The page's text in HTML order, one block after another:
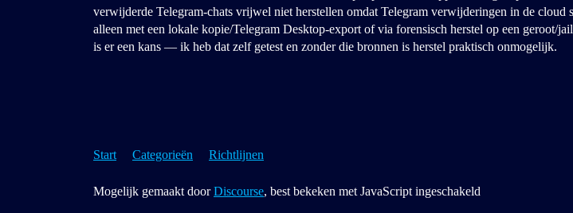
verwijderde Telegram-chats vrijwel niet herstellen omdat Telegram verwijderingen in de cloud
alleen met een lokale kopie/Telegram Desktop-export of via forensisch herstel op een geroot/
is er een kans — ik heb dat zelf getest en zonder die bronnen is herstel praktisch onmogelijk.
Start Categorieën Richtlijnen
Mogelijk gemaakt doorDiscourse, best bekeken met JavaScript ingeschakeld